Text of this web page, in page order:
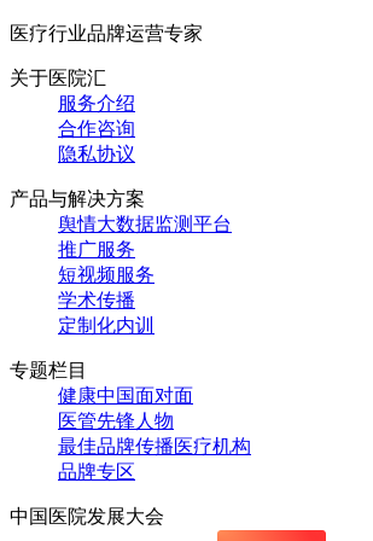
医疗行业品牌运营专家
关于医院汇
服务介绍
合作咨询
隐私协议
产品与解决方案
舆情大数据监测平台
推广服务
短视频服务
学术传播
定制化内训
专题栏目
健康中国面对面
医管先锋人物
最佳品牌传播医疗机构
品牌专区
中国医院发展大会